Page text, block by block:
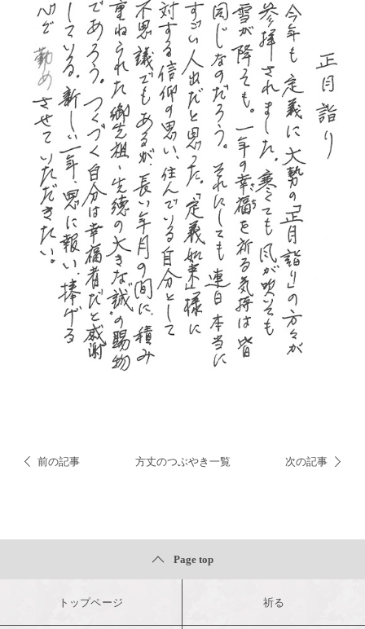
前の記事 方丈のつぶやき一覧 次の記事
Page top
トップページ 祈る